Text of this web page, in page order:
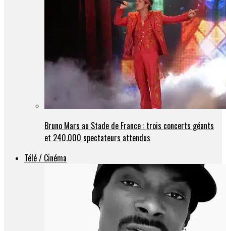
Bruno Mars au Stade de France : trois concerts géants
et 240.000 spectateurs attendus
Télé / Cinéma